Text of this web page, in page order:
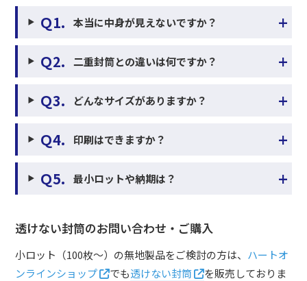
Ｑ1. 本当に中身が見えないですか？ +
Ｑ2. 二重封筒との違いは何ですか？ +
Ｑ3. どんなサイズがありますか？ +
Ｑ4. 印刷はできますか？ +
Ｑ5. 最小ロットや納期は？ +
透けない封筒のお問い合わせ・ご購入
小ロット（100枚～）の無地製品をご検討の方は、 ハートオ
ンラインショップ
でも透けない封筒
を販売しておりま